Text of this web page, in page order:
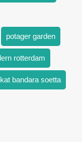
potager garden
rotterdam
bandara soetta